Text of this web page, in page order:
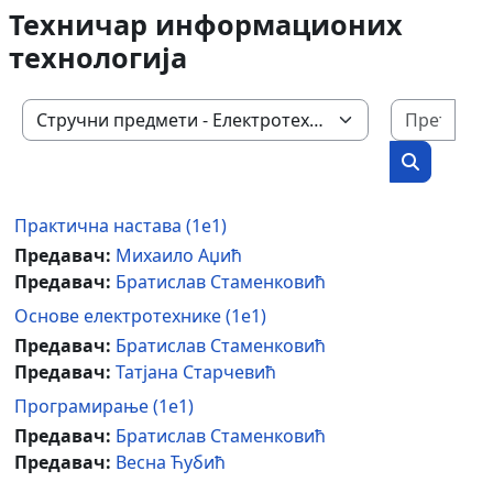
Техничар информационих
технологија
Категорије курсева
Практична настава (1е1)
Предавач: Михаило Аџић
Предавач: Братислав Стаменковић
Основе електротехнике (1е1)
Предавач: Братислав Стаменковић
Предавач: Татјана Старчевић
Програмирање (1е1)
Предавач: Братислав Стаменковић
Предавач: Весна Ћубић